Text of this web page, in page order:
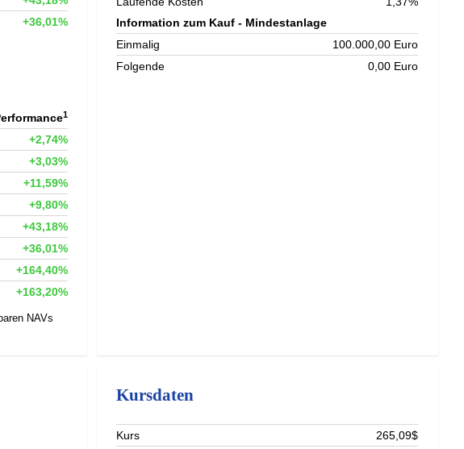
+36,01%
1
+2,74%
+3,03%
+11,59%
+9,80%
+43,18%
+36,01%
+164,40%
+163,20%
NAVs
Information zum Kauf - Mindestanlage
Einmalig
100.000,00 Euro
Folgende
0,00 Euro
Kursdaten
Kurs
265,09$